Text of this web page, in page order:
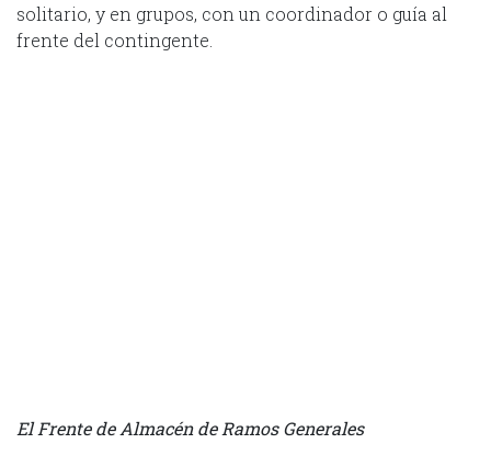
solitario, y en grupos, con un coordinador o guía al
frente del contingente.
El Frente de Almacén de Ramos Generales